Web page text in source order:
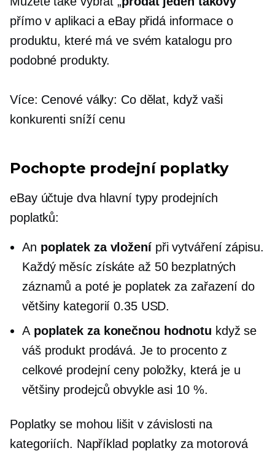
přímo v aplikaci a eBay přidá informace o
produktu, které má ve svém katalogu pro
podobné produkty.
Více: Cenové války: Co dělat, když vaši
konkurenti sníží cenu
Pochopte prodejní poplatky
eBay účtuje dva hlavní typy prodejních
poplatků:
An poplatek za vloženípři vytváření zápisu.
Každý měsíc získáte až 50 bezplatných
záznamů a poté je poplatek za zařazení do
většiny kategorií 0.35 USD.
A poplatek za konečnou hodnotu když se
váš produkt prodává. Je to procento z
celkové prodejní ceny položky, která je u
většiny prodejců obvykle asi 10 %.
Poplatky se mohou lišit v závislosti na
kategoriích. Například poplatky za motorová